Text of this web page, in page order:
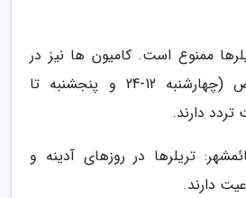
ممنوع است. کامیون ها نیز در
بازه های زمانی خاص (چهارشنبه 12-24 و پنجشنبه تا
تریلرها در روزهای آدینه و